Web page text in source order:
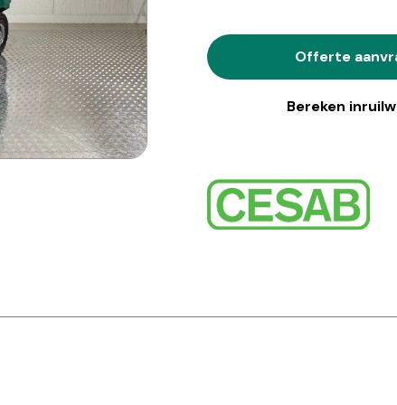
Offerte
Bereken